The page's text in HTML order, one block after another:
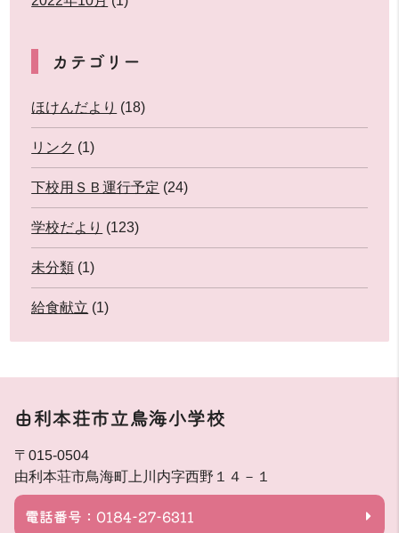
カテゴリー
ほけんだより (18)
リンク (1)
下校用ＳＢ運行予定 (24)
学校だより (123)
未分類 (1)
給食献立 (1)
由利本荘市立鳥海小学校
〒015-0504
由利本荘市鳥海町上川内字西野１４－１
電話番号：0184-27-6311